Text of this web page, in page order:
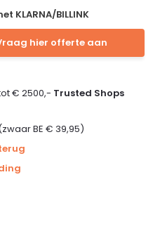
KLARNA/BILLINK
hier offerte aan
€ 2500,- Trusted Shops
BE € 39,95)